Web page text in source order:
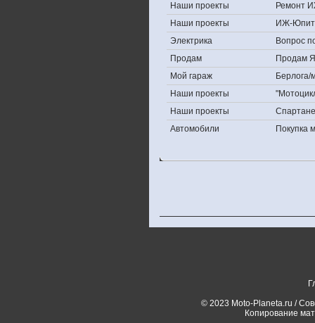
Наши проекты
Ремонт
Наши проекты
ИЖ-
Электрика
Вопрос
Продам
Продам
Мой гараж
Берлога/
Наши проекты
Наши проекты
Автомобили
Покупка
© 2023 Moto-Planeta.ru /
Копирование